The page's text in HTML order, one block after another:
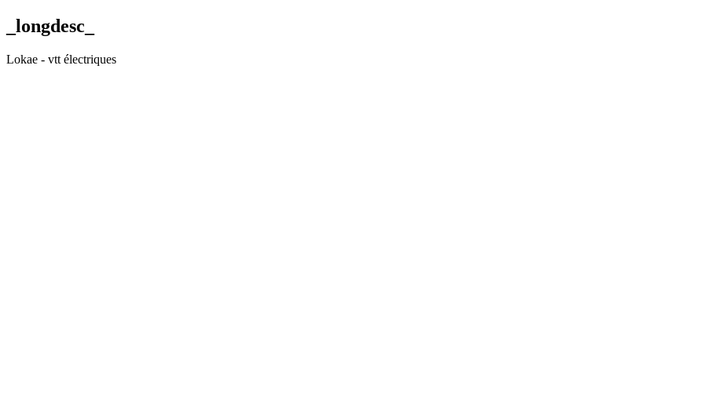
_longdesc_
Lokae - vtt électriques